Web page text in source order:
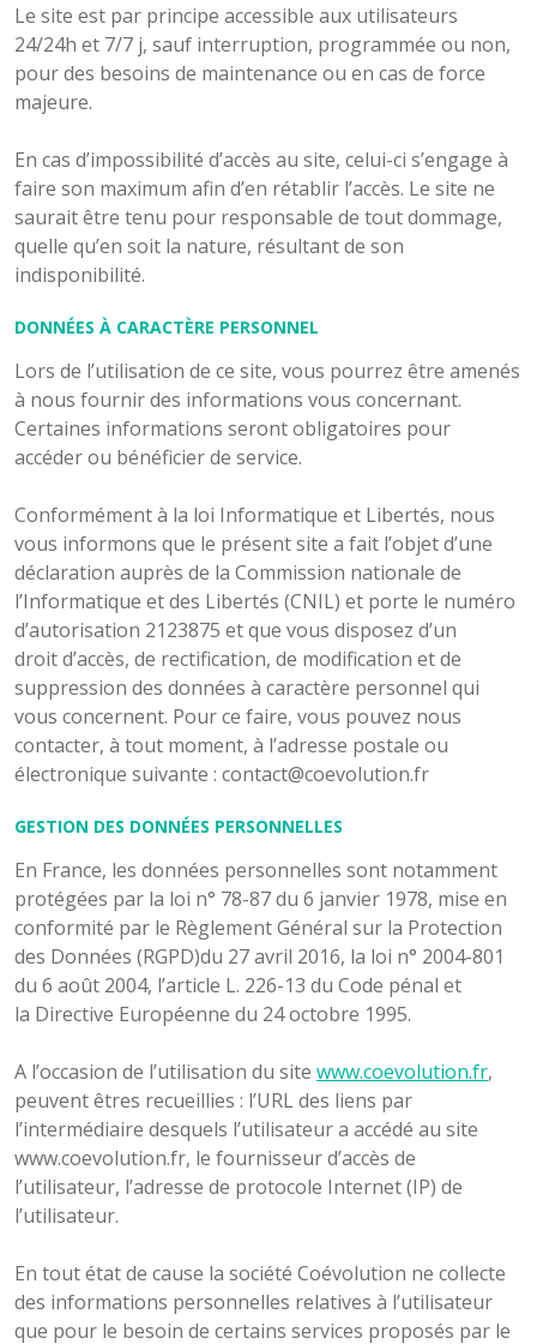
Le site est par principe accessible aux utilisateurs
24/24h et 7/7 j, sauf interruption, programmée ou non,
pour des besoins de maintenance ou en cas de force
majeure.
En cas d’impossibilité d’accès au site, celui-ci s’engage à
faire son maximum afin d’en rétablir l’accès. Le site ne
saurait être tenu pour responsable de tout dommage,
quelle qu’en soit la nature, résultant de son
indisponibilité.
DONNÉES À CARACTÈRE PERSONNEL
Lors de l’utilisation de ce site, vous pourrez être amenés
à nous fournir des informations vous concernant.
Certaines informations seront obligatoires pour
accéder ou bénéficier de service.
Conformément à la loi Informatique et Libertés, nous
vous informons que le présent site a fait l’objet d’une
déclaration auprès de la Commission nationale de
l’Informatique et des Libertés (CNIL) et porte le numéro
d’autorisation 2123875 et que vous disposez d’un
droit d’accès, de rectification, de modification et de
suppression des données à caractère personnel qui
vous concernent. Pour ce faire, vous pouvez nous
contacter, à tout moment, à l’adresse postale ou
électronique suivante : contact@coevolution.fr
GESTION DES DONNÉES PERSONNELLES
En France, les données personnelles sont notamment
protégées par la loi n° 78-87 du 6 janvier 1978, mise en
conformité par le Règlement Général sur la Protection
des Données (RGPD)du 27 avril 2016, la loi n° 2004-801
du 6 août 2004, l’article L. 226-13 du Code pénal et
la Directive Européenne du 24 octobre 1995.
A l’occasion de l’utilisation du site www.coevolution.fr,
peuvent êtres recueillies : l’URL des liens par
l’intermédiaire desquels l’utilisateur a accédé au site
www.coevolution.fr, le fournisseur d’accès de
l’utilisateur, l’adresse de protocole Internet (IP) de
l’utilisateur.
En tout état de cause la société Coévolution ne collecte
des informations personnelles relatives à l’utilisateur
que pour le besoin de certains services proposés par le